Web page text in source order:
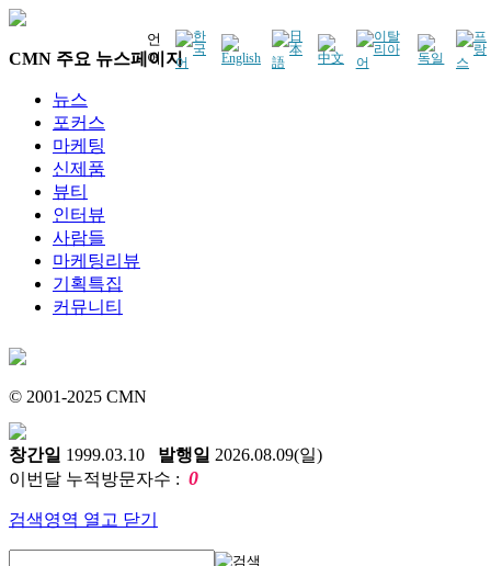
언
어
CMN 주요 뉴스페이지
뉴스
포커스
마케팅
신제품
뷰티
인터뷰
사람들
마케팅리뷰
기획특집
커뮤니티
© 2001-2025 CMN
창간일 1999.03.10 발행일 2026.08.09(일)
이번달 누적방문자수 : 0
검색영역 열고 닫기